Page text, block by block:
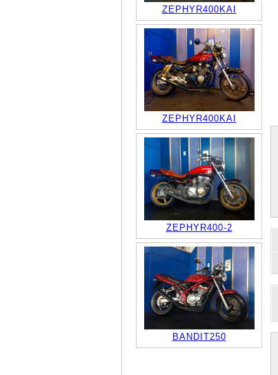
ZEPHYR400KAI
ZEPHYR400KAI
ZEPHYR400-2
BANDIT250